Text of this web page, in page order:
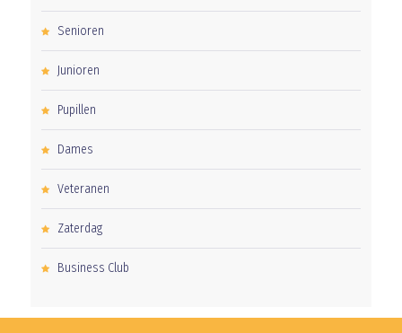
Senioren
Junioren
Pupillen
Dames
Veteranen
Zaterdag
Business Club